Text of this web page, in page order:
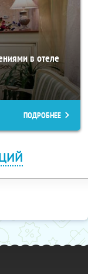
в отеле
ПОДРОБНЕЕ